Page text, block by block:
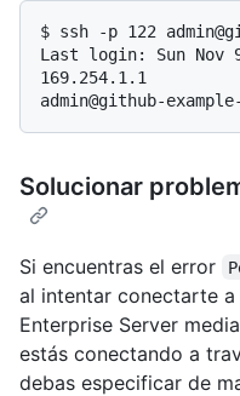
$ ssh -p 122
Last login: Sun Nov
169.254.1.1
Solucionar
Si encuentras el error
al intentar conectarte
Enterprise Server
estás conectando a
debas especificar de